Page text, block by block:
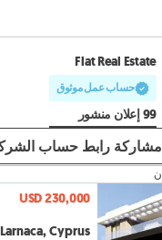
Flat Real Estate
حساب عمل موثوق
99 إعلان منشور
مشاركة رابط حساب
USD 230,000